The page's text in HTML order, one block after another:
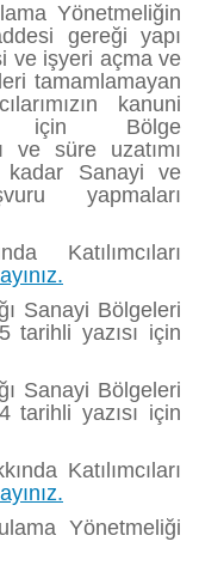
Yönetmeliğin
gereği yapı
ve işyeri açma ve
tamamlamayan
kanuni
için Bölge
ve süre uzatımı
kadar Sanayi ve
yapmaları
Katılımcıları
Sanayi Bölgeleri
tarihli yazısı için
Sanayi Bölgeleri
tarihli yazısı için
Katılımcıları
Yönetmeliği